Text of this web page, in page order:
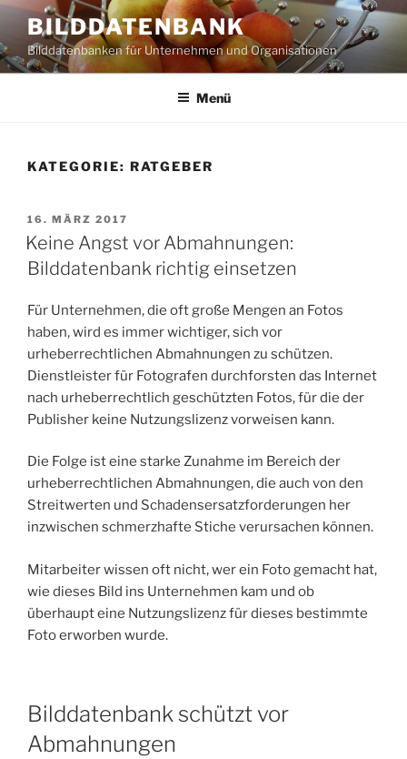
Zum
Inhalt
springen
BILDDATENBANK
Bilddatenbanken für Unternehmen und Organisationen
Menü
KATEGORIE: RATGEBER
VERÖFFENTLICHT
AM
16. MÄRZ 2017
Keine Angst vor Abmahnungen:
Bilddatenbank richtig einsetzen
Für Unternehmen, die oft große Mengen an Fotos
haben, wird es immer wichtiger, sich vor
urheberrechtlichen Abmahnungen zu schützen.
Dienstleister für Fotografen durchforsten das Internet
nach urheberrechtlich geschützten Fotos, für die der
Publisher keine Nutzungslizenz vorweisen kann.
Die Folge ist eine starke Zunahme im Bereich der
urheberrechtlichen Abmahnungen, die auch von den
Streitwerten und Schadensersatzforderungen her
inzwischen schmerzhafte Stiche verursachen können.
Mitarbeiter wissen oft nicht, wer ein Foto gemacht hat,
wie dieses Bild ins Unternehmen kam und ob
überhaupt eine Nutzungslizenz für dieses bestimmte
Foto erworben wurde.
Bilddatenbank schützt vor
Abmahnungen